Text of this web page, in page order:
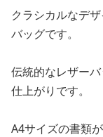
クラシカルなデ
バッグです。
伝統的なレザー
仕上がりです。
A4サイズの書類